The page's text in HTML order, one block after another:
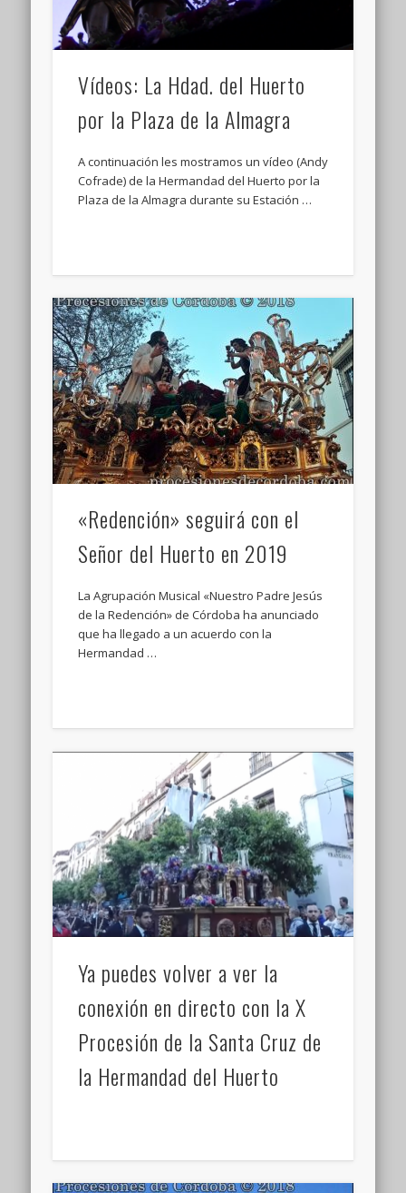
Vídeos: La Hdad. del Huerto
por la Plaza de la Almagra
A continuación les mostramos un vídeo (Andy
Cofrade) de la Hermandad del Huerto por la
Plaza de la Almagra durante su Estación …
«Redención» seguirá con el
Señor del Huerto en 2019
La Agrupación Musical «Nuestro Padre Jesús
de la Redención» de Córdoba ha anunciado
que ha llegado a un acuerdo con la
Hermandad …
Ya puedes volver a ver la
conexión en directo con la X
Procesión de la Santa Cruz de
la Hermandad del Huerto